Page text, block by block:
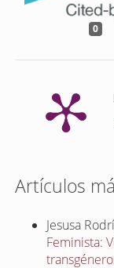
0
Artículos
Jesusa
Feminista: